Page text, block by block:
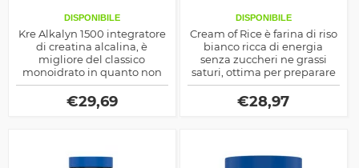
DISPONIBILE
Kre Alkalyn 1500 integratore
di creatina alcalina, è
migliore del classico
monoidrato in quanto non
converte in creatinina e
quindi sviluppa un migliore
effetto a parità di dosaggio
€29,69
DISPONIBILE
Cream of Rice è farina di riso
bianco ricca di energia
senza zuccheri ne grassi
saturi, ottima per preparare
porridge o come base per
cucinare pancakes nutrienti
e deliziosi, la farina è
€28,97